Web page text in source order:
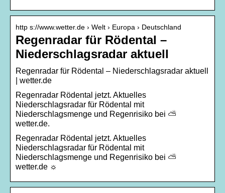
http s://www.wetter.de › Welt › Europa › Deutschland
Regenradar für Rödental –
Niederschlagsradar aktuell
Regenradar für Rödental – Niederschlagsradar aktuell
| wetter.de
Regenradar Rödental jetzt. Aktuelles
Niederschlagsradar für Rödental mit
Niederschlagsmenge und Regenrisiko bei ⛅
wetter.de.
Regenradar Rödental jetzt. Aktuelles
Niederschlagsradar für Rödental mit
Niederschlagsmenge und Regenrisiko bei ⛅
wetter.de ☼